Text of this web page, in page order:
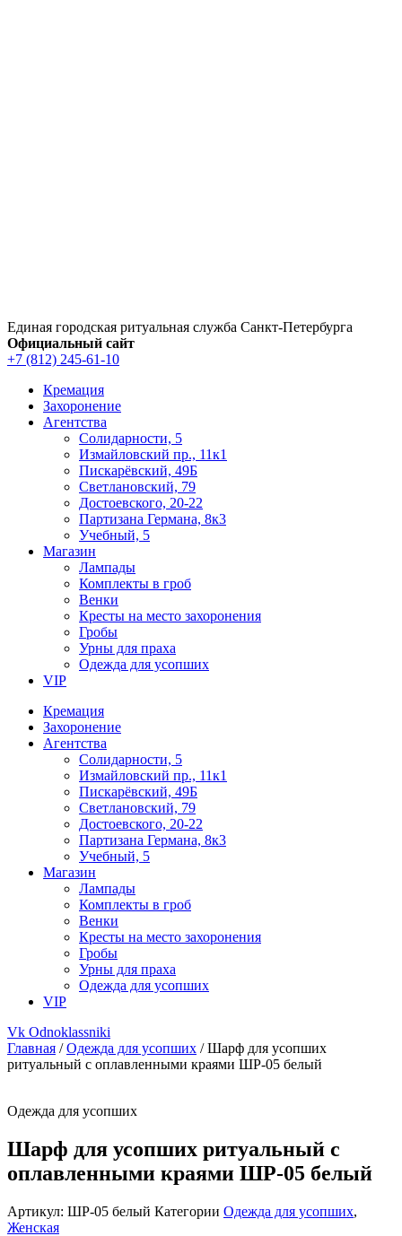
Единая городская ритуальная служба Санкт‑Петербурга
Официальный сайт
+7 (812) 245-61-10
Кремация
Захоронение
Агентства
Солидарности, 5
Измайловский пр., 11к1
Пискарёвский, 49Б
Светлановский, 79
Достоевского, 20-22
Партизана Германа, 8к3
Учебный, 5
Магазин
Лампады
Комплекты в гроб
Венки
Кресты на место захоронения
Гробы
Урны для праха
Одежда для усопших
VIP
Кремация
Захоронение
Агентства
Солидарности, 5
Измайловский пр., 11к1
Пискарёвский, 49Б
Светлановский, 79
Достоевского, 20-22
Партизана Германа, 8к3
Учебный, 5
Магазин
Лампады
Комплекты в гроб
Венки
Кресты на место захоронения
Гробы
Урны для праха
Одежда для усопших
VIP
Vk Odnoklassniki
Главная /Одежда для усопших / Шарф для усопших
ритуальный с оплавленными краями ШР-05 белый
Одежда для усопших
Шарф для усопших ритуальный с
оплавленными краями ШР-05 белый
Артикул: ШР-05 белый Категории Одежда для усопших,
Женская